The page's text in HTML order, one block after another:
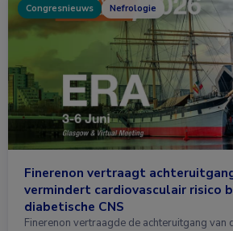
Congresnieuws Nefrologie
Finerenon vertraagt
vermindert cardiovasculair risico
diabetische CNS
Finerenon vertraagde de achteruitgang van